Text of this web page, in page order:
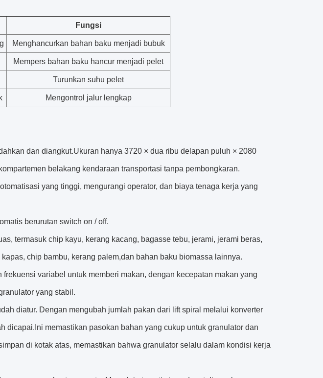
Fungsi
Menghancurkan bahan baku menjadi bubuk
Mempers bahan baku hancur menjadi pelet
Turunkan suhu pelet
Mengontrol jalur lengkap
dan diangkut.Ukuran hanya 3720 × dua ribu delapan puluh × 2080
belakang kendaraan transportasi tanpa pembongkaran.
yang tinggi, mengurangi operator, dan biaya tenaga kerja yang
berurutan switch on / off.
termasuk chip kayu, kerang kacang, bagasse tebu, jerami, jerami beras,
chip bambu, kerang palem,dan bahan baku biomassa lainnya.
variabel untuk memberi makan, dengan kecepatan makan yang
yang stabil.
diatur. Dengan mengubah jumlah pakan dari lift spiral melalui konverter
dicapai.Ini memastikan pasokan bahan yang cukup untuk granulator dan
di kotak atas, memastikan bahwa granulator selalu dalam kondisi kerja